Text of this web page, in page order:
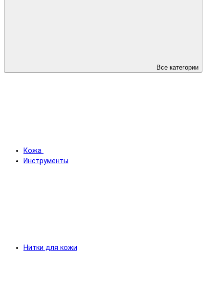
Все категории
Кожа
Инструменты
Нитки для кожи